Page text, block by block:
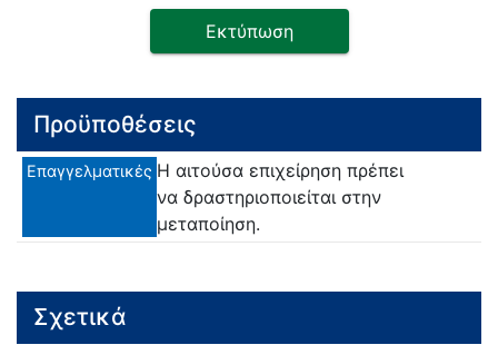
Εκτύπωση
Προϋποθέσεις
Επαγγελματικές Η αιτούσα επιχείρηση πρέπει
να δραστηριοποιείται στην
μεταποίηση.
Σχετικά